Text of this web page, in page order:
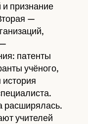
признание
—
патенты
учёного,
расширялась.
учителей